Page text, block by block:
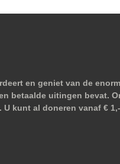
en geniet van de
betaalde uitingen bevat.
kunt al doneren vanaf €